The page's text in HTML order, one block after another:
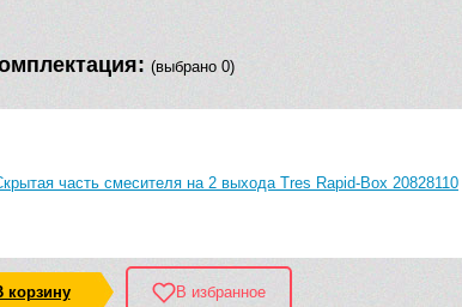
(выбрано 0)
часть смесителя на 2 выхода Tres Rapid-Box 20828110
корзину В избранное